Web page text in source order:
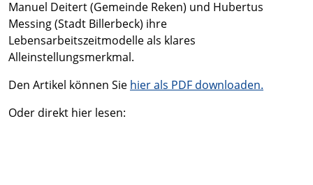
Manuel Deitert (Gemeinde Reken) und Hubertus
Messing (Stadt Billerbeck) ihre
Lebensarbeitszeitmodelle als klares
Alleinstellungsmerkmal.
Den Artikel können Sie hier als PDF downloaden.
Oder direkt hier lesen: